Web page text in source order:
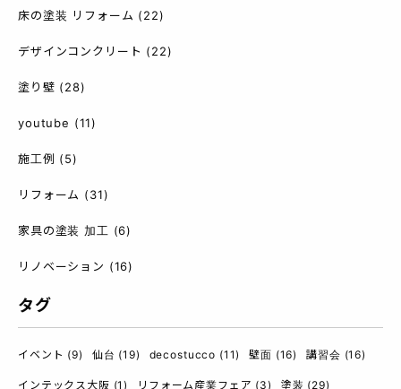
床の塗装 リフォーム (22)
デザインコンクリート (22)
塗り壁 (28)
youtube (11)
施工例 (5)
リフォーム (31)
家具の塗装 加工 (6)
リノベーション (16)
タグ
イベント (9) 仙台 (19) decostucco (11) 壁面 (16) 講習会 (16)
インテックス大阪 (1) リフォーム産業フェア (3) 塗装 (29)